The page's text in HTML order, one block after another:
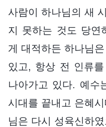
사람이 하나님의 새
지 못하는 것도 당연
게 대적하든 하나님
있고, 항상 전 인류
나아가고 있다. 예수
시대를 끝내고 은혜
님은 다시 성육신하